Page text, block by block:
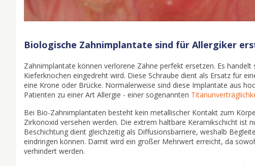
Biologische Zahnimplantate sind für Allergiker
Zahnimplantate können verlorene Zähne perfekt ersetzen. Es
Kieferknochen eingedreht wird. Diese Schraube dient als Ersatz für
eine Krone oder Brücke. Normalerweise sind diese Implantate aus
Patienten zu einer Art Allergie - einer sogenannten
Bei Bio-Zahnimplantaten besteht kein metallischer Kontakt zum
Zirkonoxid versehen werden. Die extrem haltbare Keramikschicht ist
Beschichtung dient gleichzeitig als Diffusionsbarriere, weshalb
eindringen können. Damit wird ein großer Mehrwert erreicht, da
verhindert werden.